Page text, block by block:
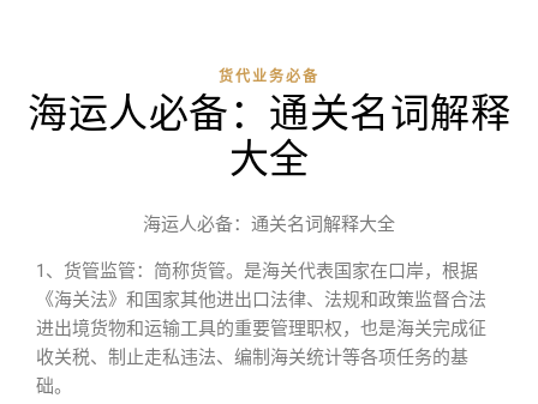
货代业务必备
海运人必备：通关名词解释
大全
海运人必备：通关名词解释大全
1、货管监管：简称货管。是海关代表国家在口岸，根据
《海关法》和国家其他进出口法律、法规和政策监督合法
进出境货物和运输工具的重要管理职权，也是海关完成征
收关税、制止走私违法、编制海关统计等各项任务的基
础。